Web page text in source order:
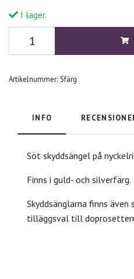
I lager.
Artikelnummer: Sfärg
INFO
Söt skyddsängel på
Finns i guld- och silverfärg.
Skyddsänglarna finns även
tilläggsval till